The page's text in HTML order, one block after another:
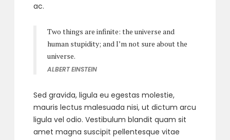
ac.
Two things are infinite: the universe and
human stupidity; and I’m not sure about the
universe.
ALBERT EINSTEIN
Sed gravida, ligula eu egestas molestie,
mauris lectus malesuada nisi, ut dictum arcu
ligula vel odio. Vestibulum blandit quam sit
amet magna suscipit pellentesque vitae